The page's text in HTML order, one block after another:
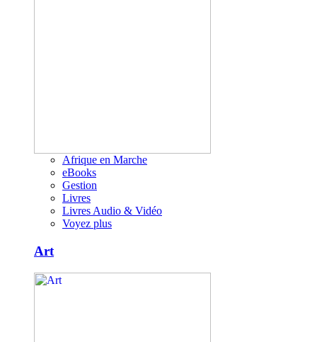
Afrique en Marche
eBooks
Gestion
Livres
Livres Audio & Vidéo
Voyez plus
Art